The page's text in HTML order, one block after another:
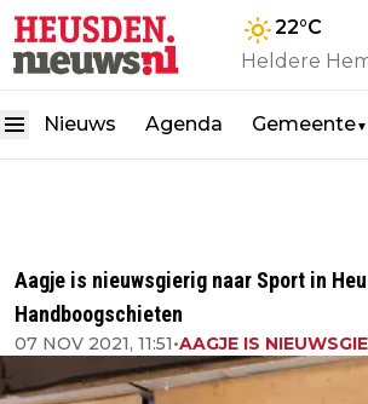
22°C
Heldere
Nieuws Agenda Gemeente▼
Aagje is nieuwsgierig naar Sport in
Handboogschieten
07 NOV 2021, 11:51•AAGJE IS